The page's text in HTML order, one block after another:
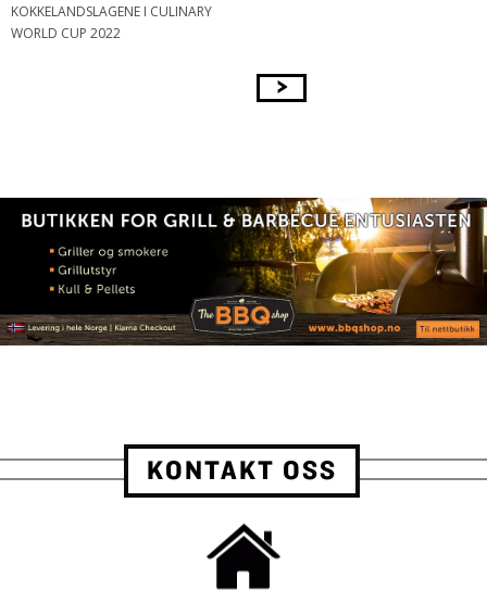
KOKKELANDSLAGENE I CULINARY
WORLD CUP 2022
>
KONTAKT OSS